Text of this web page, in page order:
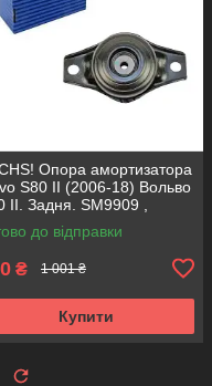
Опора амортизатора
S80 II (2006-18) Вольво
II. Задня. SM9909 ,
, KB952.10 ,
до відправки
₴ 1 001 ₴
Купити